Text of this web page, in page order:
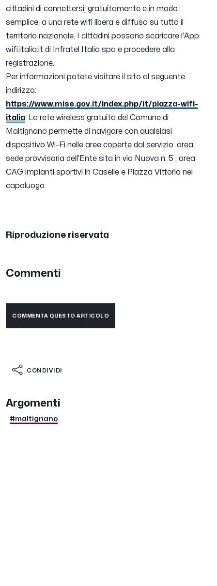
cittadini di connettersi, gratuitamente e in modo
semplice, a una rete wifi libera e diffusa su tutto il
territorio nazionale. I cittadini possono scaricare l’App
wifi.italia.it di Infratel Italia spa e procedere alla
registrazione.
Per informazioni potete visitare il sito al seguente
indirizzo:
https://www.mise.gov.it/index.php/it/piazza-wifi-
italia. La rete wireless gratuita del Comune di
Maltignano permette di navigare con qualsiasi
dispositivo Wi-Fi nelle aree coperte dal servizio: area
sede provvisoria dell’Ente sita in via Nuova n. 5 , area
CAG impianti sportivi in Caselle e Piazza Vittorio nel
capoluogo.
Riproduzione riservata
Commenti
COMMENTA QUESTO ARTICOLO
CONDIVIDI
Argomenti
#maltignano